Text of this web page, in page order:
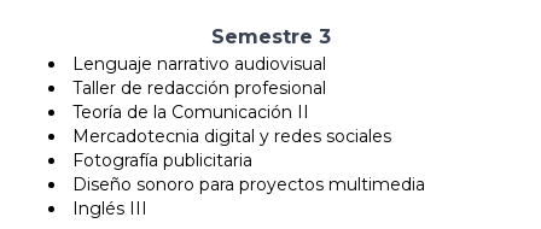
Semestre 3
Lenguaje narrativo audiovisual
Taller de redacción profesional
Teoría de la Comunicación II
Mercadotecnia digital y redes sociales
Fotografía publicitaria
Diseño sonoro para proyectos multimedia
Inglés III